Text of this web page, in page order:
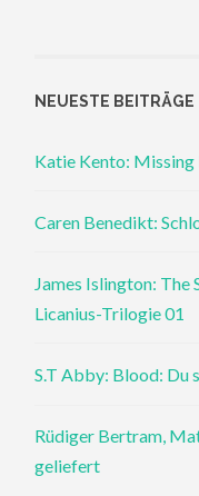
NEUESTE BEITRÄGE
Katie Kento:
Caren Benedikt:
James Islington: The
Licanius-Trilogie 01
S.T Abby: Blood: Du
Rüdiger Bertram,
geliefert